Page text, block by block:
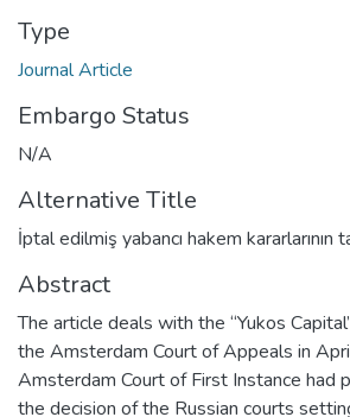
Type
Journal Article
Embargo Status
N/A
Alternative Title
İptal edilmiş yabancı hakem kararlarının
Abstract
The article deals with the “Yukos
the Amsterdam Court of Appeals in
Amsterdam Court of First Instance had
the decision of the Russian courts